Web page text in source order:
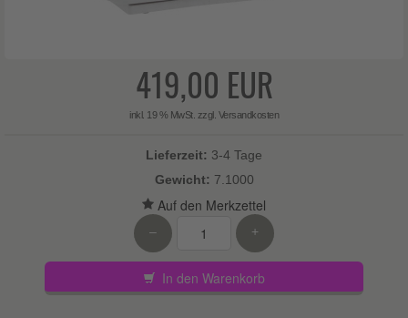
419,00 EUR
inkl. 19 % MwSt. zzgl. Versandkosten
Lieferzeit: 3-4 Tage
Gewicht: 7.1000
– +
In den Warenkorb